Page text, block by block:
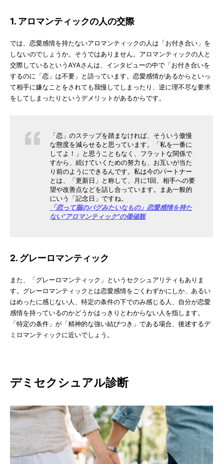
1. アロマンティックの人の交際
では、恋愛感情を持たないアロマンティックの人は「お付き合い」を
しないのでしょうか。そうではありません。アロマンティックの人と
交際しているというAYAさんは、インタビューの中で「お付き合いを
するのに「恋」は不要」と語っています。恋愛感情があるからといっ
て相手に嫌なことをされても我慢してしまったり、逆に理不尽な要求
をしてしまったりというデメリットがあるからです。
「恋」のステップを踏まなければ、そういう傲慢
な態度を減らせると思っています。「私を一番に
してよ！」と思うこともなく、フラットな関係で
すから、続けていくための努力も、お互いが当た
り前のようにできるんです。私は今のパートナー
とは、「更新日」と称して、月に1回、相手への要
望や改善点などを話し合っています。まあ一般的
にいう「記念日」ですね。
「恋って脳のバグみたいなもの」恋愛感情を持た
ない“アロマンティック”の価値観
2. グレーロマンティック
また、「グレーロマンティック」というセクシュアリティもありま
す。グレーロマンティックとは恋愛感情をごくわずかにしか、あるい
はめったに感じない人、特定の条件の下でのみ感じる人、自分が恋愛
感情を持っているのかどうかはっきりとわからない人を指します。
「特定の条件」が「精神的な強い結びつき」である場合、後述するデ
ミロマンティックに近いでしょう。
デミセクシュアル診断